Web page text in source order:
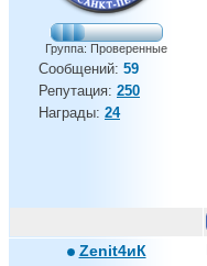
Группа: Проверенные
Сообщений: 59
Репутация: 250
Награды: 24
Zenit4иК